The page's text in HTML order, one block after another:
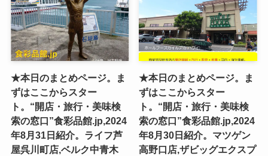
★本日のまとめページ。ま
ずはここからスター
ト。“開店・旅行・美味検
索の窓口”食彩品館.jp,2024
年8月31日紹介。ライフ芦
屋呉川町店,ベルク中青木
★本日のまとめページ。ま
ずはここからスター
ト。“開店・旅行・美味検
索の窓口”食彩品館.jp,2024
年8月30日紹介。マツゲン
高野口店,ザビッグエクスプ